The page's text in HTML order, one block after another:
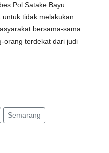
Pol Satake Bayu
tidak melakukan
bersama-sama
orang terdekat dari judi
Semarang